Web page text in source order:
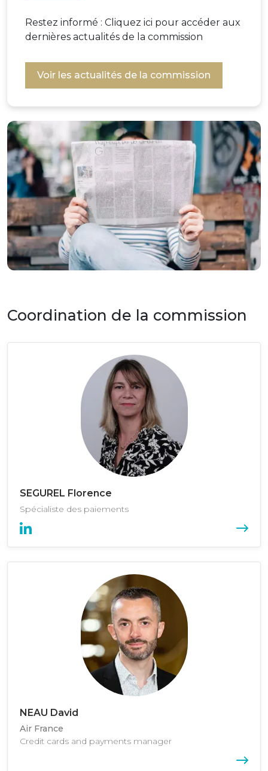
Image
Restez informé : Cliquez ici pour accéder aux
dernières actualités de la commission
Voir les actualités de la commission
Coordination de la commission
SEGUREL Florence
Spécialiste des paiements
NEAU David
Air France
Credit cards and payments manager